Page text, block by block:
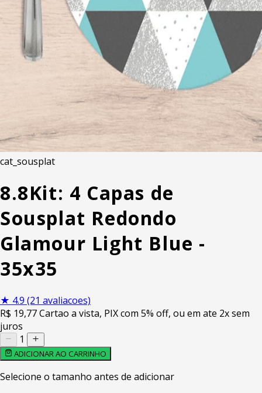
cat_sousplat
8.8Kit: 4 Capas de
Sousplat Redondo
Glamour Light Blue -
35x35
★ 4.9 (21 avaliacoes)
R$ 19,77Cartao a vista, PIX com 5% off, ou em ate 2x sem
juros
1
ADICIONAR AO CARRINHO
Selecione o tamanho antes de adicionar